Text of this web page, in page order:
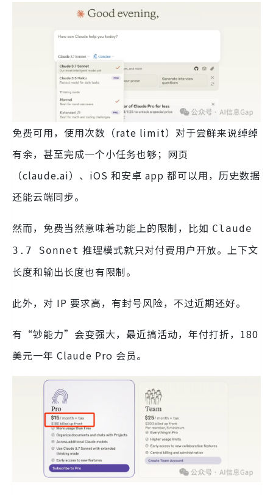
免费可用，使用次数（rate limit）对于尝鲜来说绰绰
有余，甚至完成一个小任务也够；网页
（claude.ai）、iOS 和安卓 app 都可以用，历史数据
还能云端同步。
然而，免费当然意味着功能上的限制，比如 Claude
3.7 Sonnet 推理模式就只对付费用户开放。上下文
长度和输出长度也有限制。
此外，对 IP 要求高，有封号风险，不过近期还好。
有“钞能力”会变强大，最近搞活动，年付打折，180
美元一年 Claude Pro 会员。